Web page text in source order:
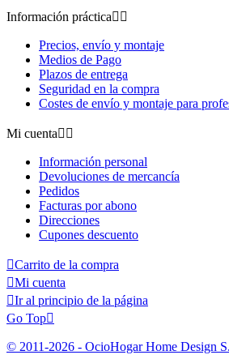
Información práctica 
Precios, envío y montaje
Medios de Pago
Plazos de entrega
Seguridad en la compra
Costes de envío y montaje para
Mi cuenta 
Información personal
Devoluciones de mercancía
Pedidos
Facturas por abono
Direcciones
Cupones descuento
Carrito de la compra
Mi cuenta
Ir al principio de la página
Go Top
© 2011-2026 - OcioHogar Home Design